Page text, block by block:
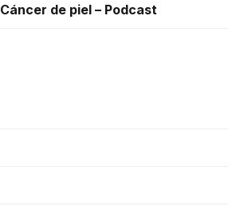
Cáncer de piel – Podcast